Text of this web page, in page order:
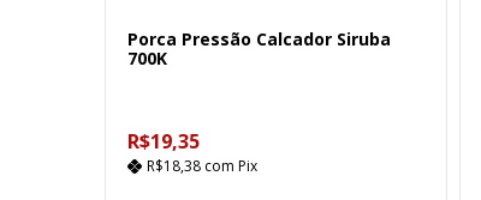
Porca Pressão Calcador Siruba
700K
R$19,35
R$18,38 com Pix